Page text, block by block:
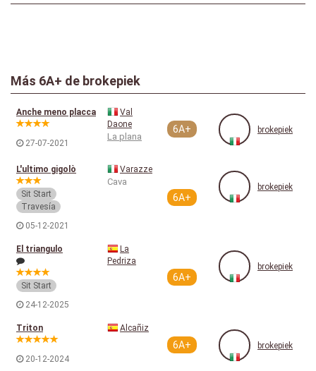
Más 6A+ de brokepiek
Anche meno placca
27-07-2021
Val
Daone
La plana
6A+ brokepiek
L'ultimo gigolò
Sit Start
Travesía
05-12-2021
Varazze
Cava
6A+
brokepiek
El triangulo
Sit Start
24-12-2025
La
Pedriza
6A+
brokepiek
Triton
20-12-2024
Alcañiz
6A+ brokepiek